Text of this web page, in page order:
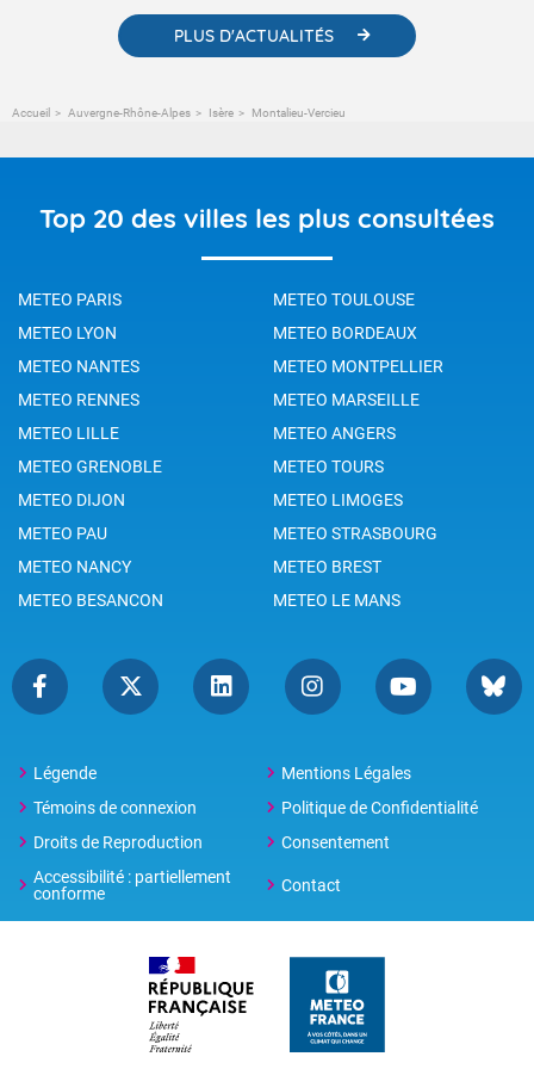
PLUS D'ACTUALITÉS
Accueil Auvergne-Rhône-Alpes Isère Montalieu-Vercieu
Top 20 des villes les plus consultées
METEO PARIS
METEO TOULOUSE
METEO LYON
METEO BORDEAUX
METEO NANTES
METEO MONTPELLIER
METEO RENNES
METEO MARSEILLE
METEO LILLE
METEO ANGERS
METEO GRENOBLE
METEO TOURS
METEO DIJON
METEO LIMOGES
METEO PAU
METEO STRASBOURG
METEO NANCY
METEO BREST
METEO BESANCON
METEO LE MANS
Légende
Mentions Légales
Témoins de connexion
Politique de Confidentialité
Droits de Reproduction
Consentement
Accessibilité : partiellement
conforme
Contact